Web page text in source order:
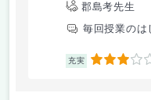
郡島考先生
毎回授業のは
充実 3